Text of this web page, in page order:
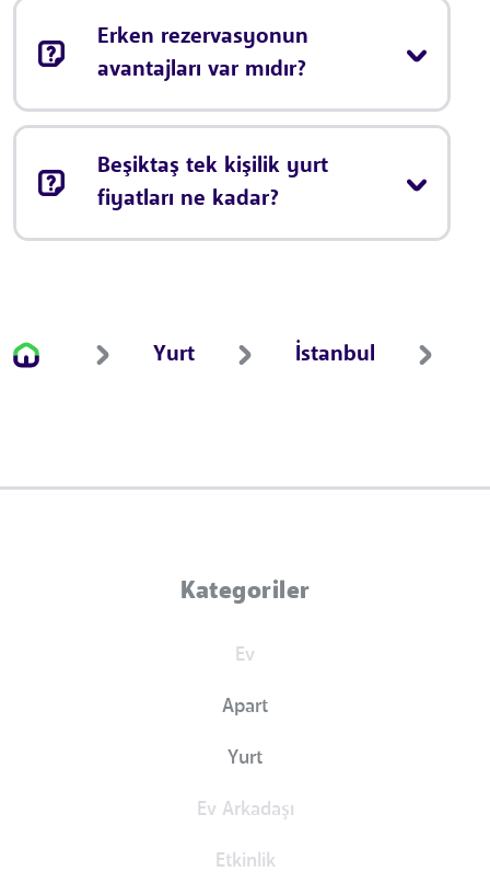
Erken rezervasyonun
avantajları var mıdır?
Beşiktaş tek kişilik yurt
fiyatları ne kadar?
Yurt İstanbul
Kategoriler
Ev
Apart
Yurt
Ev Arkadaşı
Etkinlik